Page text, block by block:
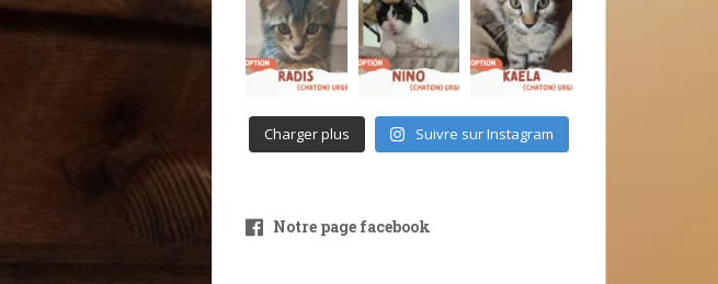
Charger plus Suivre sur Instagram
Notre page facebook